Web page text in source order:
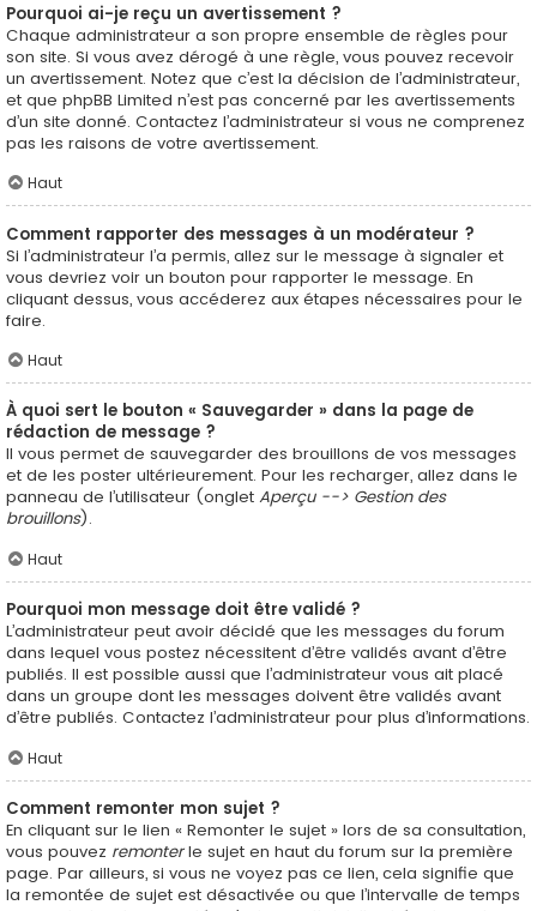
Pourquoi ai-je reçu un avertissement ?
Chaque administrateur a son propre ensemble de règles pour
son site. Si vous avez dérogé à une règle, vous pouvez recevoir
un avertissement. Notez que c’est la décision de l’administrateur,
et que phpBB Limited n’est pas concerné par les avertissements
d’un site donné. Contactez l’administrateur si vous ne comprenez
pas les raisons de votre avertissement.
Haut
Comment rapporter des messages à un modérateur ?
Si l’administrateur l’a permis, allez sur le message à signaler et
vous devriez voir un bouton pour rapporter le message. En
cliquant dessus, vous accéderez aux étapes nécessaires pour le
faire.
Haut
À quoi sert le bouton « Sauvegarder » dans la page de
rédaction de message ?
Il vous permet de sauvegarder des brouillons de vos messages
et de les poster ultérieurement. Pour les recharger, allez dans le
panneau de l’utilisateur (onglet Aperçu --> Gestion des
brouillons).
Haut
Pourquoi mon message doit être validé ?
L’administrateur peut avoir décidé que les messages du forum
dans lequel vous postez nécessitent d’être validés avant d’être
publiés. Il est possible aussi que l’administrateur vous ait placé
dans un groupe dont les messages doivent être validés avant
d’être publiés. Contactez l’administrateur pour plus d’informations.
Haut
Comment remonter mon sujet ?
En cliquant sur le lien « Remonter le sujet » lors de sa consultation,
vous pouvez remonterle sujet en haut du forum sur la première
page. Par ailleurs, si vous ne voyez pas ce lien, cela signifie que
la remontée de sujet est désactivée ou que l’intervalle de temps